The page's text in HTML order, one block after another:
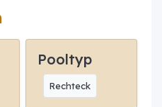
Pooltyp
Rechteck